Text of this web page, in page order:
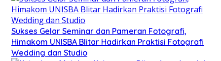
Sukses Gelar Seminar dan Pameran Fotografi,
Himakom UNISBA Blitar Hadirkan Praktisi Fotografi
Wedding dan Studio